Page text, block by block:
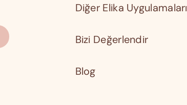
Diğer Elika Uygulamaları
Bizi Değerlendir
Blog